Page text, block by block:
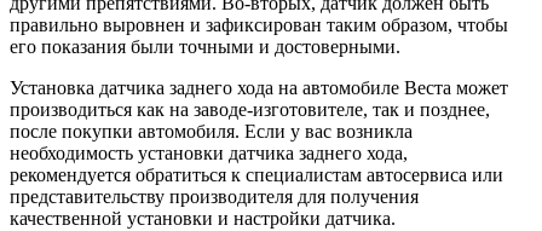
правильно выровнен и зафиксирован таким образом, чтобы
его показания были точными и достоверными.
Установка датчика заднего хода на автомобиле Веста может
производиться как на заводе-изготовителе, так и позднее,
после покупки автомобиля. Если у вас возникла
необходимость установки датчика заднего хода,
рекомендуется обратиться к специалистам автосервиса или
представительству производителя для получения
качественной установки и настройки датчика.